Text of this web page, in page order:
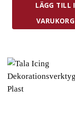
LÄGG TILL I
VARUKORG